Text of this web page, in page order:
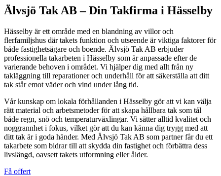
Älvsjö Tak AB – Din Takfirma i Hässelby
Hässelby är ett område med en blandning av villor och
flerfamiljshus där takets funktion och utseende är viktiga faktorer för
både fastighetsägare och boende. Älvsjö Tak AB erbjuder
professionella takarbeten i Hässelby som är anpassade efter de
varierande behoven i området. Vi hjälper dig med allt från ny
takläggning till reparationer och underhåll för att säkerställa att ditt
tak står emot väder och vind under lång tid.
Vår kunskap om lokala förhållanden i Hässelby gör att vi kan välja
rätt material och arbetsmetoder för att skapa hållbara tak som tål
både regn, snö och temperaturväxlingar. Vi sätter alltid kvalitet och
noggrannhet i fokus, vilket gör att du kan känna dig trygg med att
ditt tak är i goda händer. Med Älvsjö Tak AB som partner får du ett
takarbete som bidrar till att skydda din fastighet och förbättra dess
livslängd, oavsett takets utformning eller ålder.
Få offert